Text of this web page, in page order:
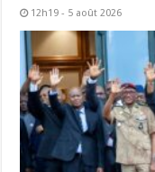
12h19 - 5 août 2026